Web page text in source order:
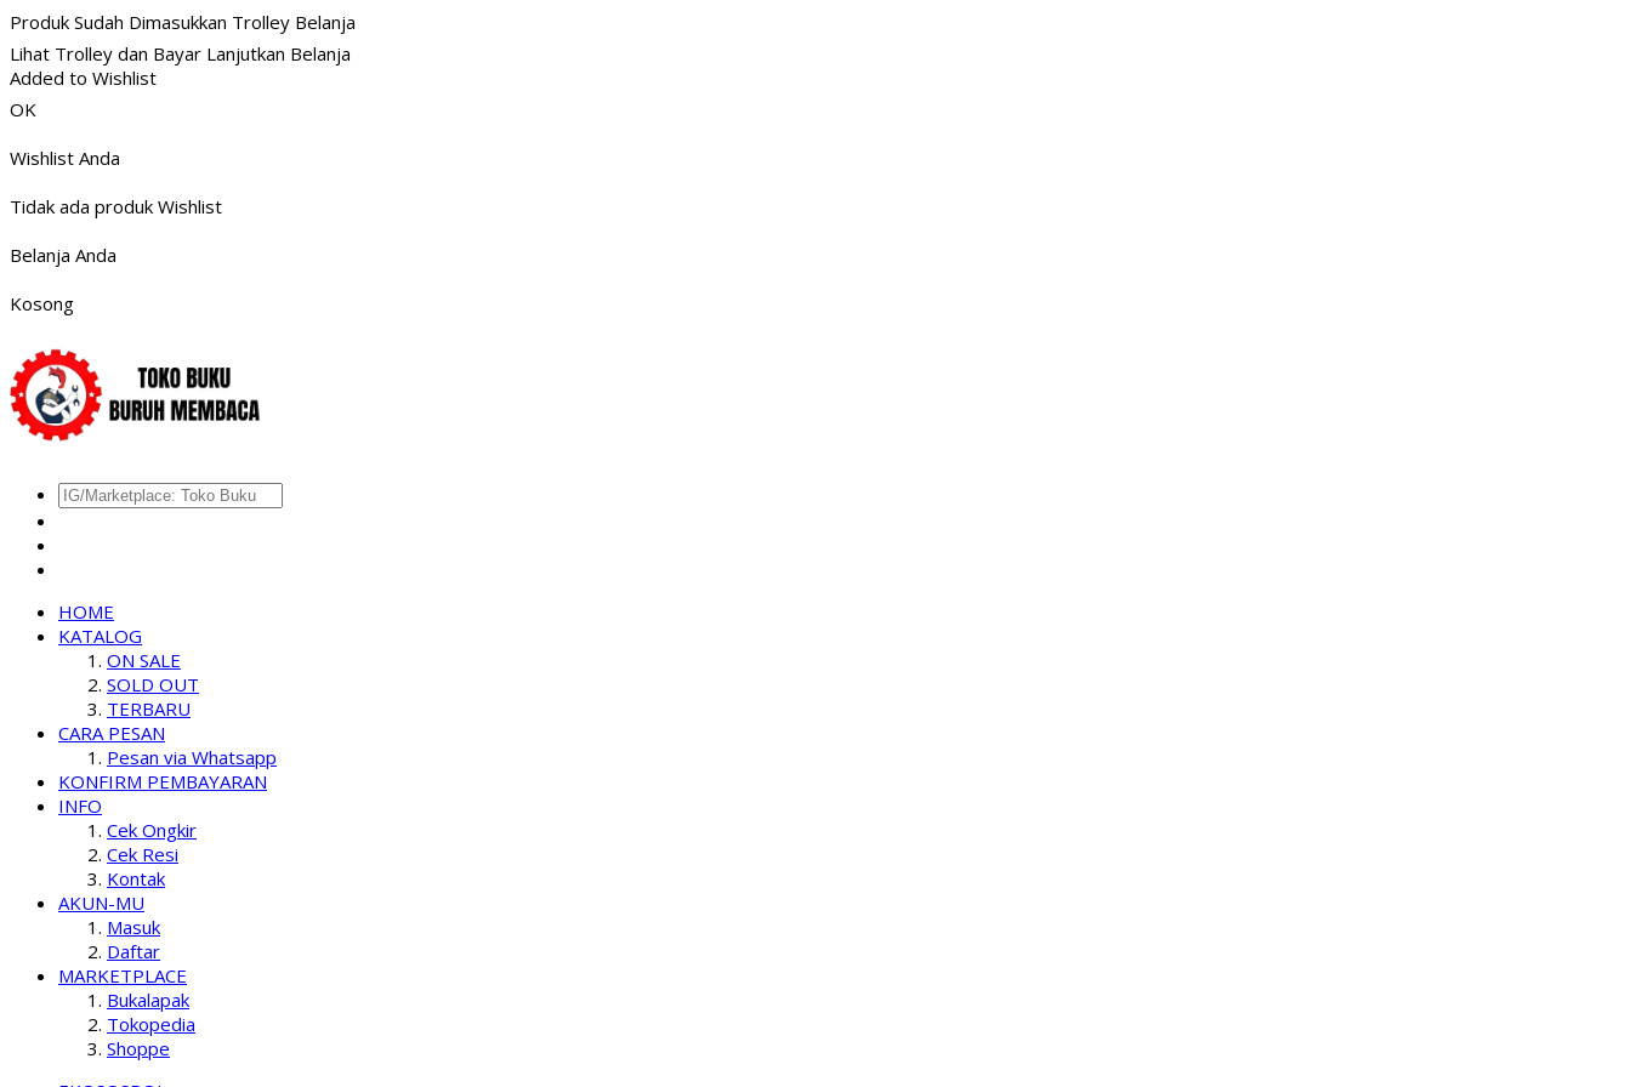
Produk Sudah Dimasukkan Trolley Belanja
Lihat Trolley dan Bayar Lanjutkan Belanja
Added to Wishlist
OK
Wishlist Anda
Tidak ada produk Wishlist
Belanja Anda
Kosong
HOME
KATALOG
ON SALE
SOLD OUT
TERBARU
CARA PESAN
Pesan via Whatsapp
KONFIRM PEMBAYARAN
INFO
Cek Ongkir
Cek Resi
Kontak
AKUN-MU
Masuk
Daftar
MARKETPLACE
Bukalapak
Tokopedia
Shoppe